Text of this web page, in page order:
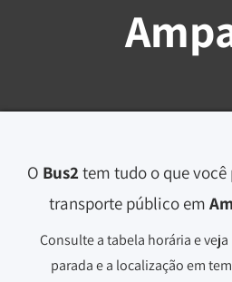
O Bus2 tem tudo o que você
transporte público em
Consulte a tabela horária e
parada e a localização em